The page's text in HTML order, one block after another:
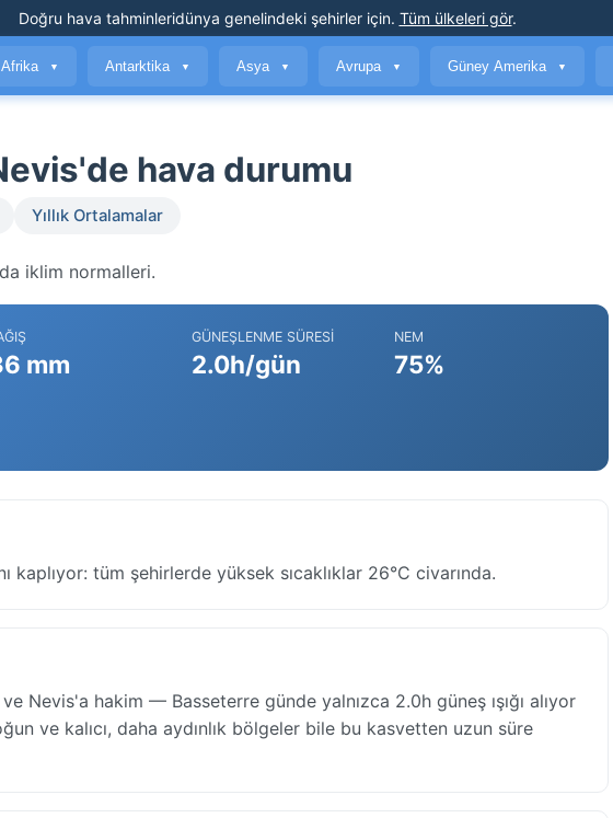
Doğru hava tahminleridünya genelindeki şehirler için. Tüm ülkeleri gör.
Afrika ▼ Antarktika ▼ Asya ▼ Avrupa ▼ Güney Amerika ▼
hava durumu
Yıllık Ortalamalar
iklim normalleri.
mm
GÜNEŞLENME SÜRESI
2.0h/gün
NEM
75%
kaplıyor: tüm şehirlerde yüksek sıcaklıklar 26°C civarında.
Nevis'a hakim — Basseterre günde yalnızca 2.0h güneş ışığı alıyor
ve kalıcı, daha aydınlık bölgeler bile bu kasvetten uzun süre